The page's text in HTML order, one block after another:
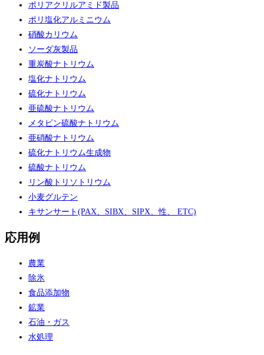
ポリアクリルアミド製品
ポリ塩化アルミニウム
硝酸カリウム
ソーダ灰製品
重炭酸ナトリウム
塩化ナトリウム
硫化ナトリウム
亜硫酸ナトリウム
メタビン硫酸ナトリウム
亜硝酸ナトリウム
硫化ナトリウム生成物
硫酸ナトリウム
リン酸トリソトリウム
小麦グルテン
キサンサート(PAX、SIBX、SIPX、性、 ETC)
応用例
農業
除氷
食品添加物
鉱業
石油・ガス
水処理